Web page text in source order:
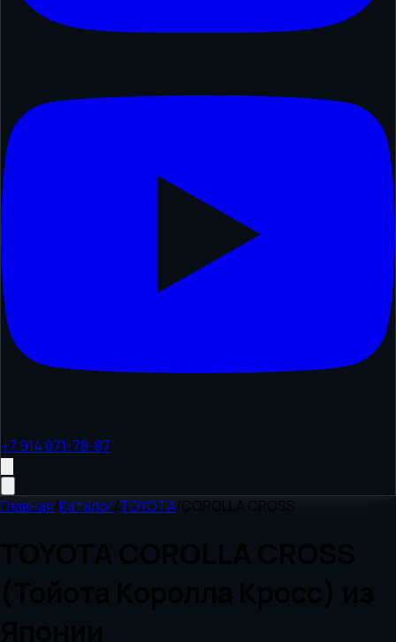
+7 914 071-78-87
Главная/Каталог/TOYOTA/COROLLA CROSS